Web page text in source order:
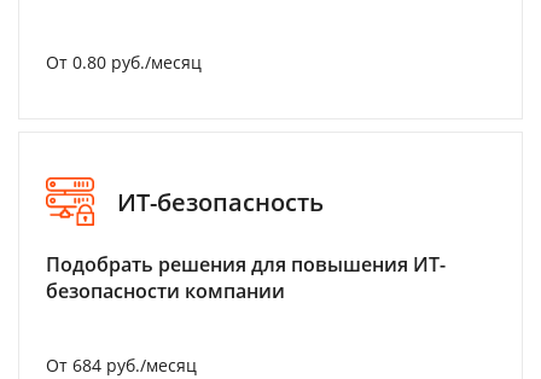
От 0.80 руб./месяц
ИТ-безопасность
Подобрать решения для повышения ИТ-
безопасности компании
От 684 руб./месяц